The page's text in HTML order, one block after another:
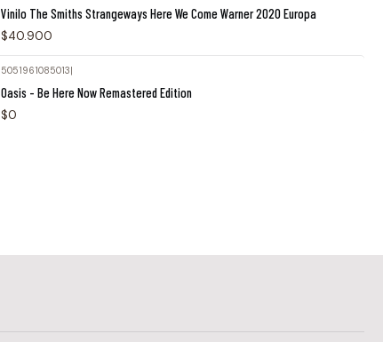
Vinilo The Smiths Strangeways Here We Come Warner 2020 Europa
$40.900
5051961085013
Oasis - Be Here Now Remastered Edition
$0